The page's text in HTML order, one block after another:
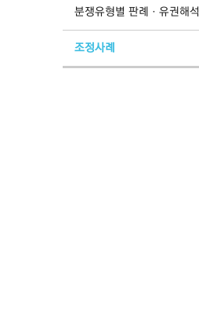
분쟁유형별 판례ㆍ유권해석
조정사례